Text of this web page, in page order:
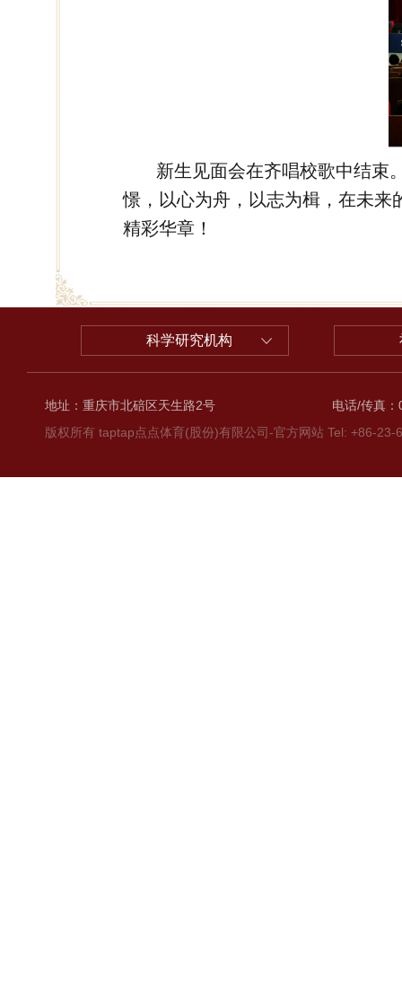
新生见面会在齐唱校歌中结束
憬，以心为舟，以志为楫，在未来
精彩华章！
科学研究机构
地址：重庆市北碚区天生路2号
电话/传真
版权所有 taptap点点体育(股份)有限公司-官方网站 Tel: +86-23-